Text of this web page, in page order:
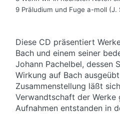
9 Präludium und Fuge a-moll (J.
Diese CD präsentiert
Bach und einem seiner
Johann Pachelbel, dessen
Wirkung auf Bach
Zusammenstellung läßt
Verwandtschaft der Werke
Aufnahmen entstanden in